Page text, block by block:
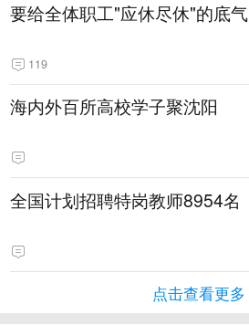
要给全体职工"应休尽休"的底气
119
海内外百所高校学子聚沈阳
全国计划招聘特岗教师8954名
点击查看更多